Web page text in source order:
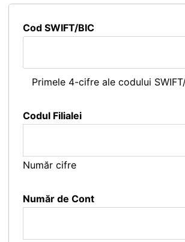
Cod SWIFT/BIC
Primele 4-cifre ale codului
Codul Filialei
Număr cifre
Număr de Cont